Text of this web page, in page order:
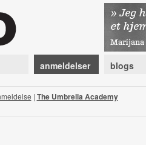
anmeldelser blogs
| The Umbrella Academy